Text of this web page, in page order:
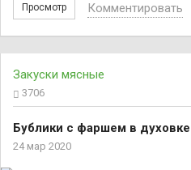
Просмотр Комментировать
Закуски мясные
3706
Бублики с фаршем в духовке
24 мар 2020